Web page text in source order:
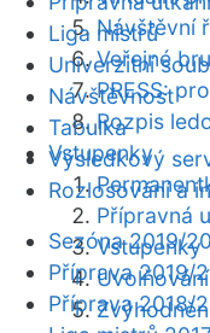
Návštěvní
Veřejné
PRESS:
Rozpis
Vstupenky
Přípravná
Vstupenky
Liga mistrů
Univerzitní
Návštěvnost
Tabulka
Výsledkový
Rozlosování a
Sezóna 2019/
Příprava 2019/
Příprava 2018/